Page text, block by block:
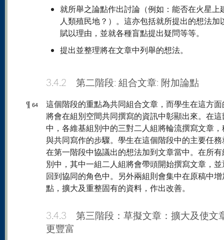
就所舉之論點作出討論（例如：能否在火星上
人類殖民地？）。這亦包括就所提出的想法加
賦以理由，並就各種盲點提出疑問等等。
提出並整理將在文章中列舉的想法。
3.4.2 第二階段: 組合文章: 附加論點
¶ 64
這個階段的重點為共同組合文章，而學生在這方
將會在組別空間共同撰寫的資訊中彰顯出來。在這
中，各維基組別中的三對二人組將輪流撰寫文章
與共同寫作的步驟。學生在這個階段中的主要任
在第一階段中協議出的想法加到文章當中。在所
別中，其中一組二人組將會帶頭開始撰寫文章，
回到協同的角色中。另外兩組則會集中在原稿中增
點，擴大及重整固有的資料，作出改善。
3.4.3 第三階段：草擬文章：擴大及使文
更豐富